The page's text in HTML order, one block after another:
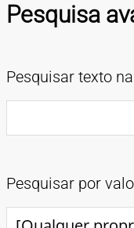
COLEÇÕES
Cartazes
Diapositivos
Documentação
Fotografias
Maquetes
Negativos
Periódicos
Publicações
Projetos
Vídeos
BUSCA
CONTATOS
Pesquisa
Pesquisar texto
Pesquisar por